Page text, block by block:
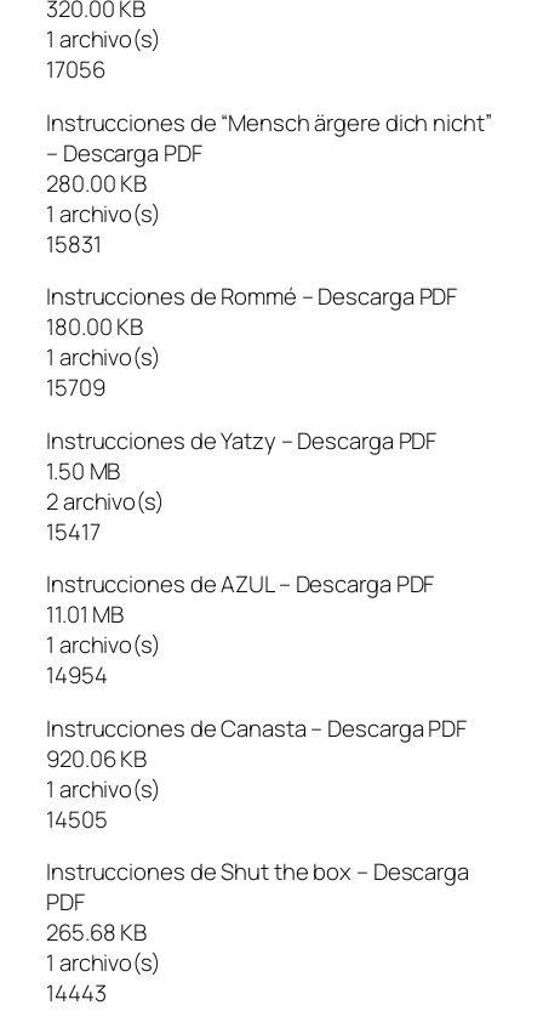
320.00 KB
1 archivo(s)
17056
Instrucciones de “Mensch ärgere dich nicht”
– Descarga PDF
280.00 KB
1 archivo(s)
15831
Instrucciones de Rommé – Descarga PDF
180.00 KB
1 archivo(s)
15709
Instrucciones de Yatzy – Descarga PDF
1.50 MB
2 archivo(s)
15417
Instrucciones de AZUL – Descarga PDF
11.01 MB
1 archivo(s)
14954
Instrucciones de Canasta – Descarga PDF
920.06 KB
1 archivo(s)
14505
Instrucciones de Shut the box – Descarga
PDF
265.68 KB
1 archivo(s)
14443